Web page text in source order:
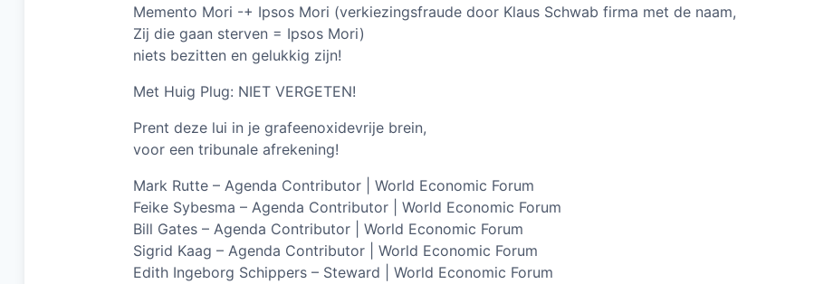
Memento Mori -+ Ipsos Mori (verkiezingsfraude door Klaus Schwab firma met de naam,
Zij die gaan sterven = Ipsos Mori)
niets bezitten en gelukkig zijn!
Met Huig Plug: NIET VERGETEN!
Prent deze lui in je grafeenoxidevrije brein,
voor een tribunale afrekening!
Mark Rutte – Agenda Contributor | World Economic Forum
Feike Sybesma – Agenda Contributor | World Economic Forum
Bill Gates – Agenda Contributor | World Economic Forum
Sigrid Kaag – Agenda Contributor | World Economic Forum
Edith Ingeborg Schippers – Steward | World Economic Forum